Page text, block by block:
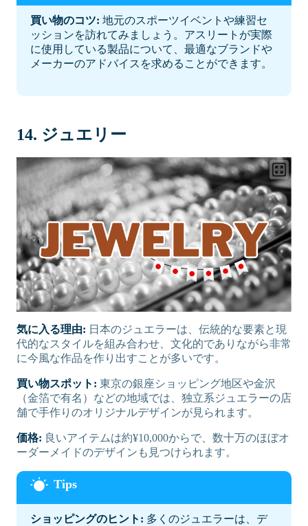
買い物のコツ: 地元のスポーツイベントや練習セ
ッションを訪れてみましょう。アスリートが実際
に使用している製品について、最適なブランドや
メーカーのアドバイスを求めることができます。
14. ジュエリー
気に入る理由: 日本のジュエラーは、伝統的な要素と現
代的なスタイルを組み合わせ、文化的でありながら非常
に今風な作品を作り出すことが多いです。
買い物スポット: 東京の銀座ショッピング地区や金沢
（金箔で有名）などの地域では、独立系ジュエラーの店
舗で手作りのオリジナルデザインが見られます。
価格: 良いアイテムは約¥10,000からで、数十万のほぼオ
ーダーメイドのデザインも見つけられます。
ショッピングのヒント: 多くのジュエラーは、デ